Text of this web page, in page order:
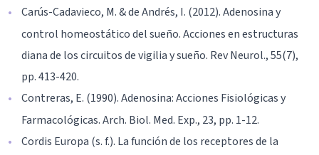
Carús-Cadavieco, M. & de Andrés, I. (2012). Adenosina y
control homeostático del sueño. Acciones en estructuras
diana de los circuitos de vigilia y sueño. Rev Neurol., 55(7),
pp. 413-420.
Contreras, E. (1990). Adenosina: Acciones Fisiológicas y
Farmacológicas. Arch. Biol. Med. Exp., 23, pp. 1-12.
Cordis Europa (s. f.). La función de los receptores de la